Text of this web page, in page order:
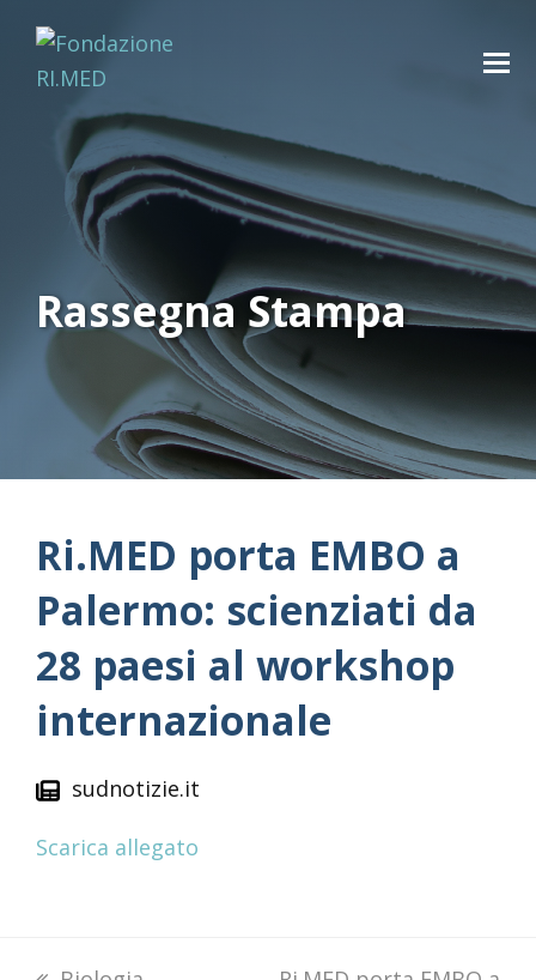
Rassegna Stampa
Ri.MED porta EMBO a
Palermo: scienziati da
28 paesi al workshop
internazionale
sudnotizie.it
Scarica allegato